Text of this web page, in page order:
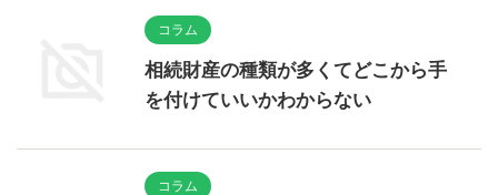
コラム
相続財産の種類が多くてどこから手
を付けていいかわからない
コラム